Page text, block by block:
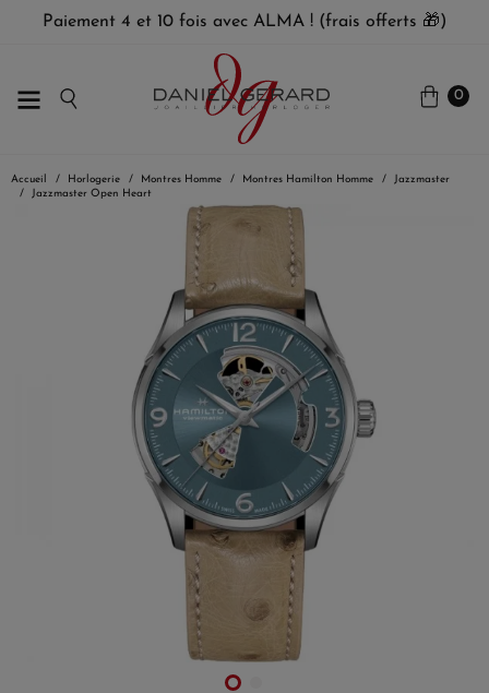
Paiement 4 et 10 fois avec ALMA ! (frais offerts 🎁)
0
Accueil Horlogerie Montres Homme Montres Hamilton Homme
Jazzmaster
Jazzmaster Open Heart